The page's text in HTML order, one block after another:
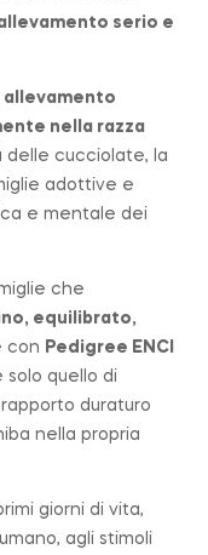
serio e
allevamento
nella razza
delle cucciolate, la
adottive e
e mentale dei
che
equilibrato,
con Pedigree ENCI
solo quello di
duraturo
nella propria
giorni di vita,
agli stimoli